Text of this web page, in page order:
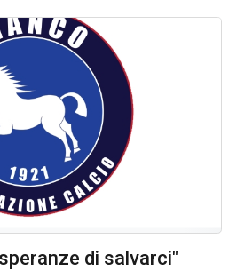
di salvarci"